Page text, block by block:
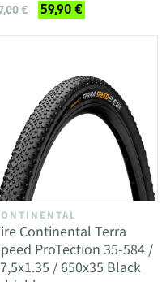
€ 59,90 €
Continental Terra
ProTection 35-584 /
/ 650x35 Black